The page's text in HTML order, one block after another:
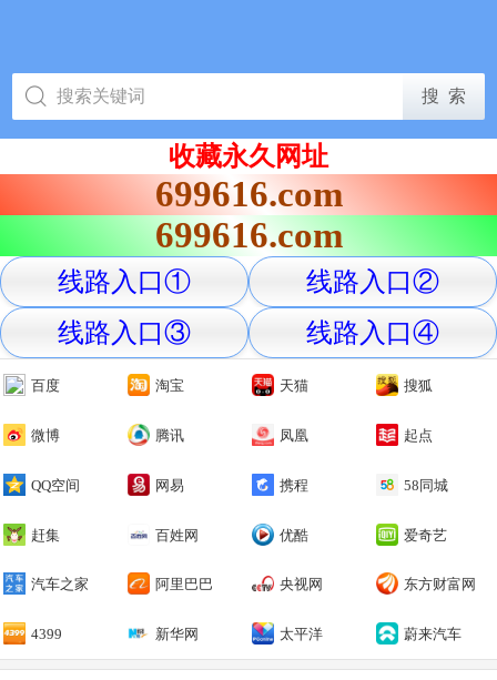
收藏永久网址
699616.com
699616.com
线路入口①
线路入口②
线路入口③
线路入口④
百度 淘宝 天猫 搜狐
微博 腾讯 凤凰 起点
QQ空间 网易 携程 58同城
赶集 百姓网 优酷 爱奇艺
汽车之家 阿里巴巴 央视网 东方财富网
4399 新华网 太平洋 蔚来汽车